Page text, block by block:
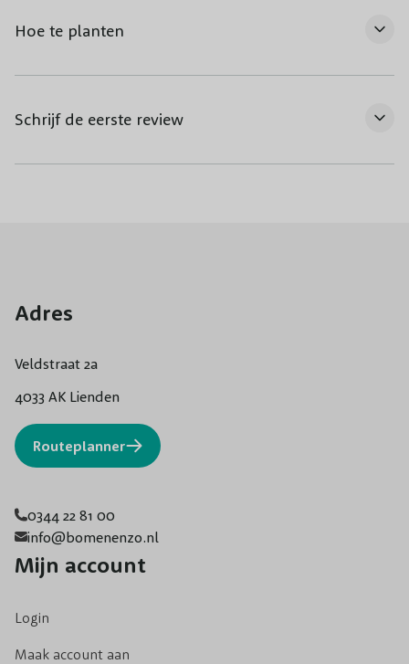
Hoe te planten
Schrijf de eerste review
Adres
Veldstraat 2a
4033 AK Lienden
Routeplanner
0344 22 81 00
info@bomenenzo.nl
Mijn account
Login
Maak account aan